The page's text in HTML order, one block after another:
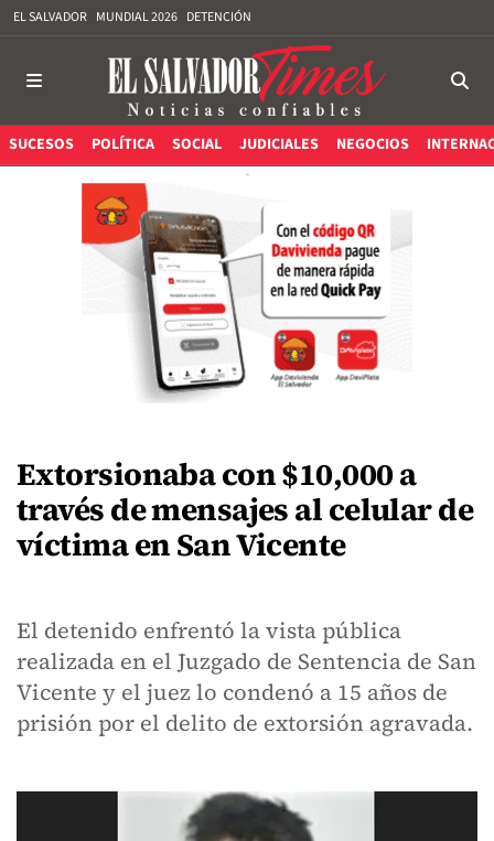
EL SALVADOR MUNDIAL 2026 DETENCIÓN
SUCESOS POLÍTICA SOCIAL JUDICIALES NEGOCIOS
Extorsionaba con $10,000 a
través de mensajes al celular de
víctima en San Vicente
El detenido enfrentó la vista pública
realizada en el Juzgado de Sentencia de San
Vicente y el juez lo condenó a 15 años de
prisión por el delito de extorsión agravada.